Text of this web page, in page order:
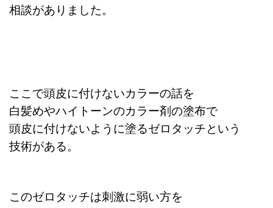
相談がありました。
ここで頭皮に付けないカラーの話を
白髪めやハイトーンのカラー剤の塗布で
頭皮に付けないように塗るゼロタッチという
技術がある。
このゼロタッチは刺激に弱い方を